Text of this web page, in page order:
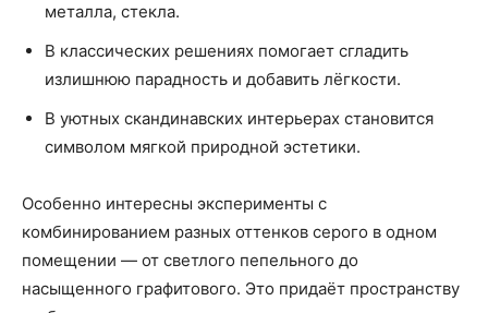
металла, стекла.
В классических решениях помогает сгладить
излишнюю парадность и добавить лёгкости.
В уютных скандинавских интерьерах становится
символом мягкой природной эстетики.
Особенно интересны эксперименты с
комбинированием разных оттенков серого в одном
помещении — от светлого пепельного до
насыщенного графитового. Это придаёт пространству